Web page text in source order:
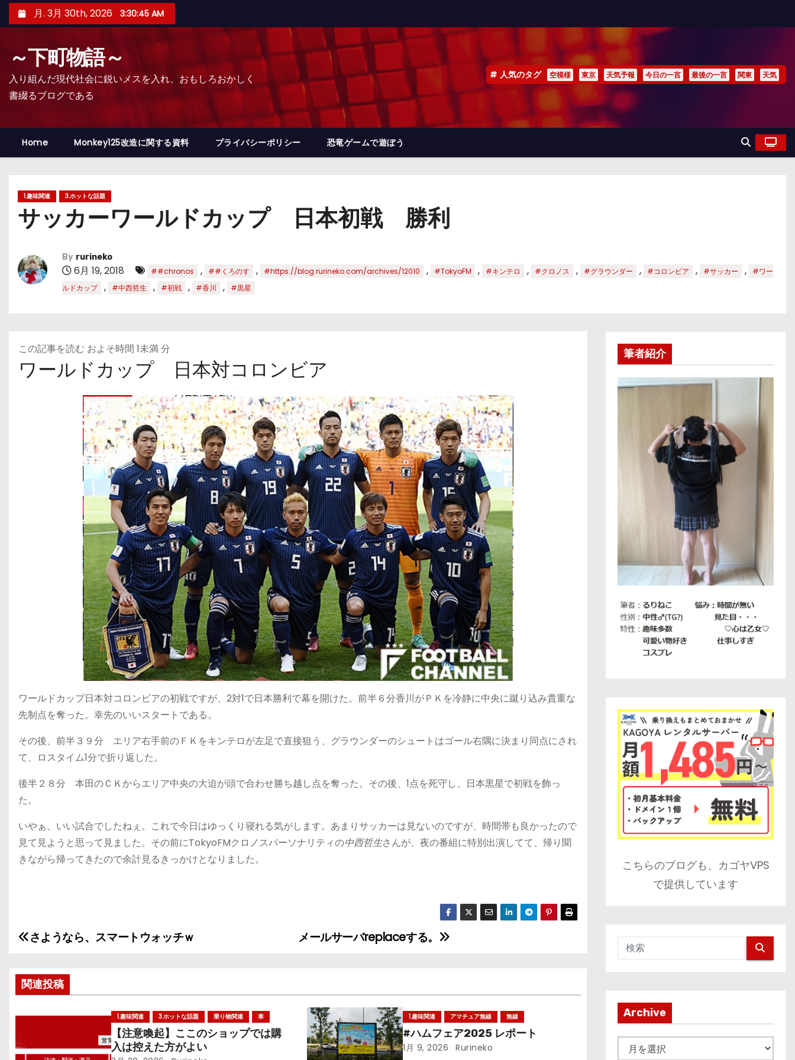
ン
プ
月. 3月 30th, 2026 3:30:46 AM
～下町物語～
入り組んだ現代社会に鋭いメスを入れ、おもしろおかしく
書綴るブログである
人気のタグ 空模様 東京 天気予報 今日の一言 最後の一言 関東 天気
Home Monkey125改造に関する資料 プライバシーポリシー 恐竜ゲームで遊ぼう
1.趣味関連 3.ホットな話題
サッカーワールドカップ 日本初戦 勝利
By rurineko
6月 19, 2018 ##chronos , ##くろのす , #https://blog.rurineko.com/archives/12010 , #TokyoFM , #キンテロ , #クロノス , #グラウンダー , #コロンビア , #サッカー ,
#ワー
ルドカップ
, #中西哲生 , #初戦 , #香川 , #黒星
この記事を読む およそ時間 1未満 分
ワールドカップ 日本対コロンビア
ワールドカップ日本対コロンビアの初戦ですが、2対1で日本勝利で幕を開けた。 前半６分香川がＰＫを冷静に中央に蹴り込み貴重な
先制点を奪った。幸先のいいスタートである。
その後、 前半３９分 エリア右手前のＦＫをキンテロが左足で直接狙う、グラウンダーのシュートはゴール右隅に決まり同点にされ
て、ロスタイム1分で折り返した。
後半２８分 本田のＣＫからエリア中央の大迫が頭で合わせ勝ち越し点を奪った。その後、1点を死守し、日本黒星で初戦を飾っ
た。
いやぁ、いい試合でしたねぇ。これで今日はゆっくり寝れる気がします。あまりサッカーは見ないのですが、時間帯も良かったので
見て見ようと思って見ました。その前にTokyoFMクロノスパーソナリティの中西哲生さんが、夜の番組に特別出演してて、帰り聞
きながら帰ってきたので余計見るきっかけとなりました。
投
ナ
ビ
ゲ
メールサーバreplaceする。
さようなら、スマートウォッチｗ
関連投稿
1.趣味関連 3.ホットな話題 乗り物関連 車
【注意喚起】ここのショップでは購
入は控えた方がよい
1.趣味関連 アマチュア無線 無線
#ハムフェア2025 レポート
1月 9, 2026 Rurineko
筆者紹介
こちらのブログも、カゴヤVPS
で提供しています
Archive